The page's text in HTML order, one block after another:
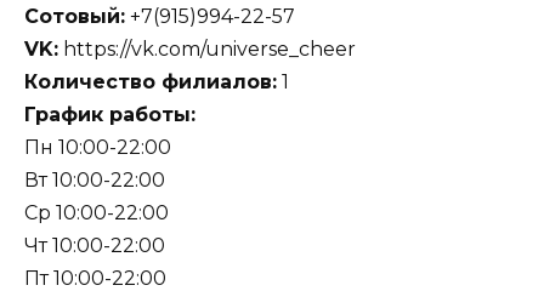
Сотовый: +7(915)994-22-57
VK: https://vk.com/universe_cheer
Количество филиалов: 1
График работы:
Пн 10:00-22:00
Вт 10:00-22:00
Ср 10:00-22:00
Чт 10:00-22:00
Пт 10:00-22:00